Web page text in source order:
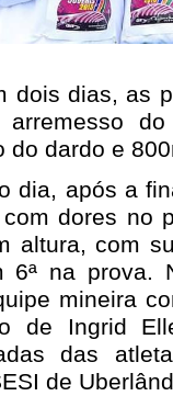
dois dias, as
arremesso
do dardo e
dia, após a
dores no
altura, com
6ª na prova.
mineira
de Ingrid
das
de